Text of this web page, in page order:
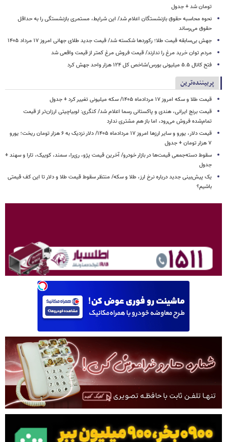
تومان شد + جدول
نحوه محاسبه حقوق بازنشستگان اعلام شد/ این شرایط، مستمری بازنشستگی را به حداقل
حقوق می‌رساند
جهش بی‌سابقه قیمت طلا؛ رکوردها شکسته شد/ قیمت جدید طلای جهانی امروز ۱۷ مرداد ۱۴۰۵
مردم توان خرید مرغ را ندارند/ قیمت فروش مرغ کمتر از قیمت واقعی شد
فتح کانال ۵.۵ میلیونی بورس/شاخص کل ۱۲۴ هزار واحد جهش کرد
پربیننده‌ترین
قیمت طلا و سکه امروز ۱۷ مردادماه ۱۴۰۵/ سکه میلیونی تغییر کرد + جدول
قیمت برنج ایرانی، هندی و پاکستانی رسما اعلام شد/ کنگری: لوبیاچیتی ارزان‌تر از قیمت
تمام‌شده فروش می‌رود، اما باز هم مشتری ندارد
قیمت دلار، یورو و سایر ارزها امروز ۱۷ مردادماه ۱۴۰۵/ دلار نزدیک به ۶ هزار تومان ریخت؛ یورو
۷ هزار تومان + جدول
سقوط دسته‌جمعی قیمت‌ها در بازار خودرو/ آخرین قیمت پژو، ری‌را، سمند، کوییک، تارا و سهند +
جدول
یک پیش‌بینی جدید درباره نرخ ارز، طلا و سکه/ منتظر سقوط قیمت طلا و دلار تا این کف قیمتی
باشیم؟